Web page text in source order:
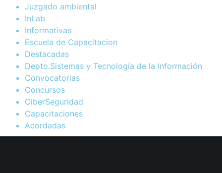
Juzgado ambiental
InLab
Informativas
Escuela de Capacitacion
Destacadas
Depto.Sistemas y Tecnología de la Información
Convocatorias
Concursos
CiberSeguridad
Capacitaciones
Acordadas